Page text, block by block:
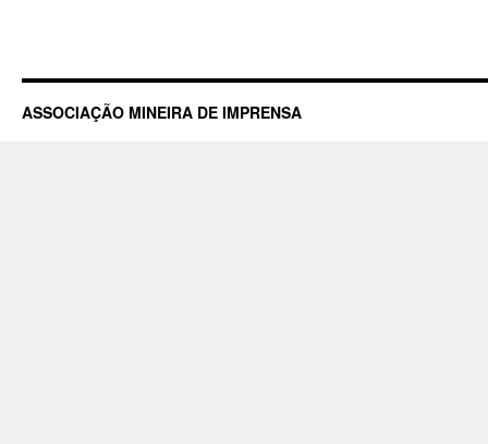
ASSOCIAÇÃO MINEIRA DE IMPRENSA